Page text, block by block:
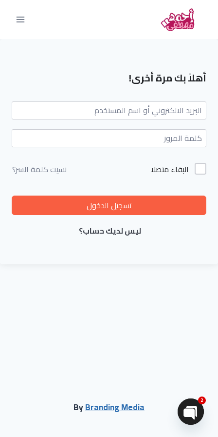
أهلاً بك مرة أخرى!
البقاء متصلا نسيت كلمة السر؟
تسجيل الدخول
ليس لديك حساب؟
ByBranding Media 2